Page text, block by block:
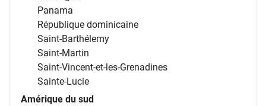
Panama
République dominicaine
Saint-Barthélemy
Saint-Martin
Saint-Vincent-et-les-Grenadines
Sainte-Lucie
Amérique du sud